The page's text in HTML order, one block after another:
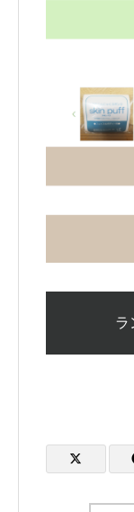
ラ